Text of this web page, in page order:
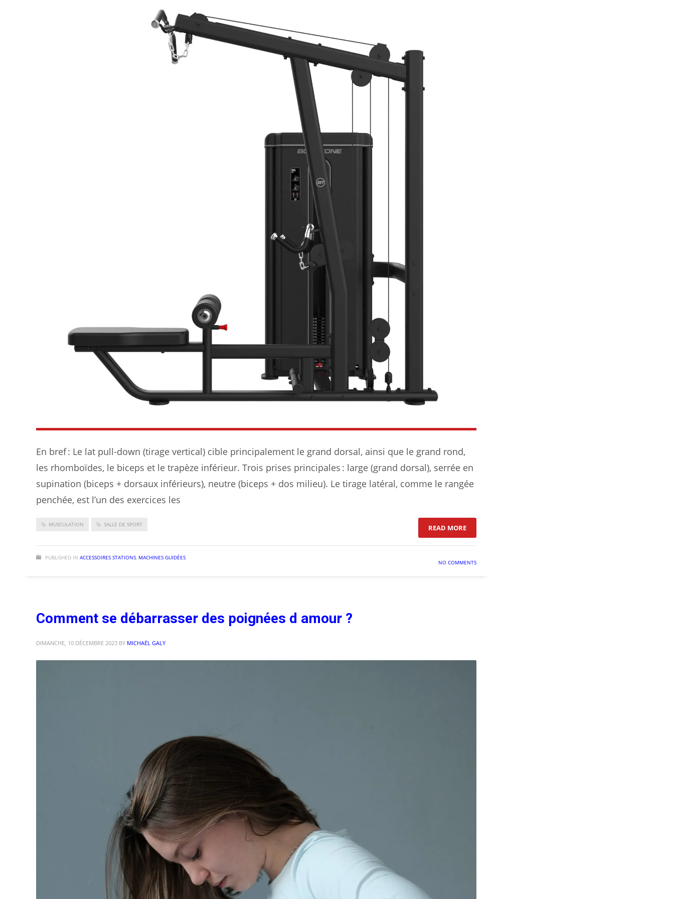
En bref : Le lat pull-down (tirage vertical) cible principalement le grand dorsal, ainsi que le grand rond,
les rhomboïdes, le biceps et le trapèze inférieur. Trois prises principales : large (grand dorsal), serrée en
supination (biceps + dorsaux inférieurs), neutre (biceps + dos milieu). Le tirage latéral, comme le rangée
penchée, est l’un des exercices les
MUSCULATION SALLE DE SPORT READ MORE: LA BIOMÉCANIQUE DU LAT PULLDOWN : MUSCLES TRAVAILLÉS,
PUBLISHED IN ACCESSOIRES STATIONS MACHINES GUIDÉES
NO COMMENTS
Comment se débarrasser des poignées d amour ?
DIMANCHE, 10 DÉCEMBRE 2023 BY MICHAËL GALY